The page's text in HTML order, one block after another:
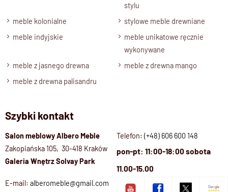
stylu
meble kolonialne
stylowe meble drewniane
meble indyjskie
meble unikatowe ręcznie
wykonywane
meble z jasnego drewna
meble z drewna mango
meble z drewna palisandru
Szybki kontakt
Salon meblowy Albero Meble
Zakopiańska 105, 30-418 Kraków
Galeria Wnętrz Solvay Park
Telefon: (+48) 606 600 148
pon-pt: 11:00-18:00 sobota
11.00-15.00
E-mail: alberomeble@gmail.com